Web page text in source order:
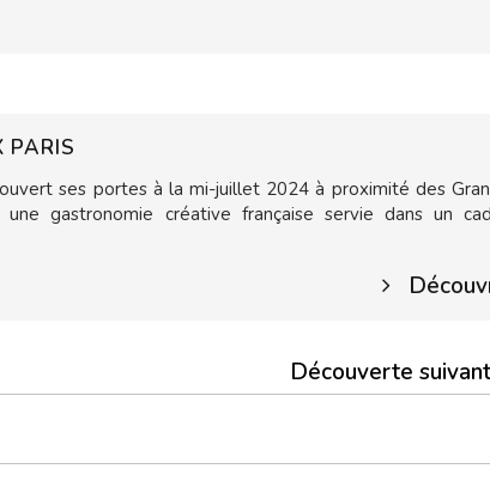
PARIS
ses portes à la mi-juillet 2024 à proximité des
une gastronomie créative française servie dans un
Découverte